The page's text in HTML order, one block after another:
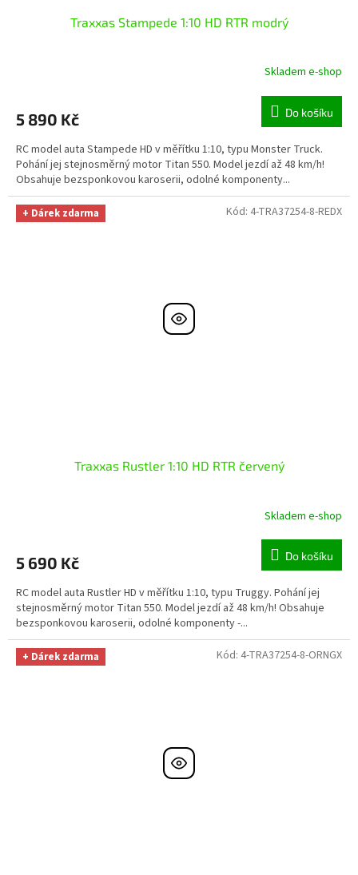
Traxxas Stampede 1:10 HD RTR modrý
Skladem e-shop
5 890 Kč Do košíku
RC model auta Stampede HD v měřítku 1:10, typu Monster Truck.
Pohání jej stejnosměrný motor Titan 550. Model jezdí až 48 km/h!
Obsahuje bezsponkovou karoserii, odolné komponenty...
+ Dárek zdarma
Traxxas Rustler 1:10 HD RTR červený
Skladem e-shop
5 690 Kč Do košíku
RC model auta Rustler HD v měřítku 1:10, typu Truggy. Pohání jej
stejnosměrný motor Titan 550. Model jezdí až 48 km/h! Obsahuje
bezsponkovou karoserii, odolné komponenty -...
Kód: 4-TRA37254-8-REDX
+ Dárek zdarma Kód: 4-TRA37254-8-ORNGX